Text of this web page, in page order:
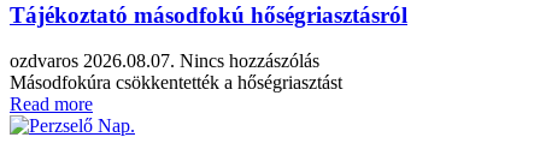
Tájékoztató másodfokú hőségriasztásról
ozdvaros 2026.08.07. Nincs hozzászólás
Másodfokúra csökkentették a hőségriasztást
Read more